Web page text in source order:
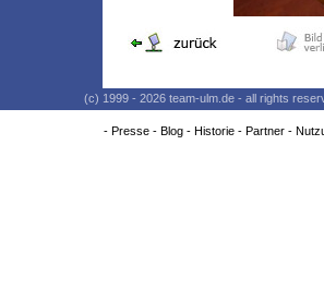
(c) 1999 - 2026 team-ulm.de - all rights
- Presse- Blog- Historie- Partner-